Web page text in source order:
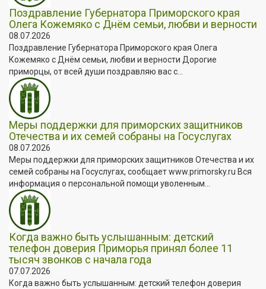
Поздравление Губернатора Приморского края
Олега Кожемяко с Днём семьи, любви и верности
08.07.2026
Поздравление Губернатора Приморского края Олега
Кожемяко с Днём семьи, любви и верности Дорогие
приморцы, от всей души поздравляю вас с...
Меры поддержки для приморских защитников
Отечества и их семей собраны на Госуслугах
08.07.2026
Меры поддержки для приморских защитников Отечества и их
семей собраны на Госуслугах, сообщает www.primorsky.ru Вся
информация о персональной помощи уволенным...
Когда важно быть услышанным: детский
телефон доверия Приморья принял более 11
тысяч звонков с начала года
07.07.2026
Когда важно быть услышанным: детский телефон доверия